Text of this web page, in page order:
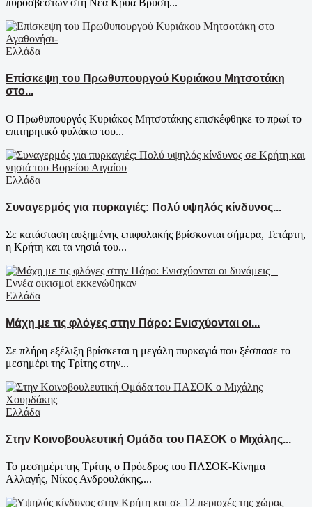
πυροσβεστών στη Νέα Κρύα Βρύση...
Ελλάδα
Επίσκεψη του Πρωθυπουργού Κυριάκου Μητσοτάκη
στο...
Ο Πρωθυπουργός Κυριάκος Μητσοτάκης επισκέφθηκε το πρωί το
επιτηρητικό φυλάκιο του...
Ελλάδα
Συναγερμός για πυρκαγιές: Πολύ υψηλός κίνδυνος...
Σε κατάσταση αυξημένης επιφυλακής βρίσκονται σήμερα, Τετάρτη,
η Κρήτη και τα νησιά του...
Ελλάδα
Μάχη με τις φλόγες στην Πάρο: Ενισχύονται οι...
Σε πλήρη εξέλιξη βρίσκεται η μεγάλη πυρκαγιά που ξέσπασε το
μεσημέρι της Τρίτης στην...
Ελλάδα
Στην Κοινοβουλευτική Ομάδα του ΠΑΣΟΚ ο Μιχάλης...
Το μεσημέρι της Τρίτης ο Πρόεδρος του ΠΑΣΟΚ-Κίνημα
Αλλαγής, Νίκος Ανδρουλάκης,...